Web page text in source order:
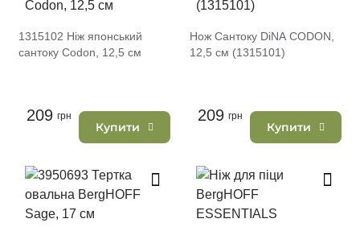
1315102 Ніж японський
сантоку Codon, 12,5 см
209 грн
Купити
Нож Сантоку DiNA CODON,
12,5 см (1315101)
209 грн
Купити